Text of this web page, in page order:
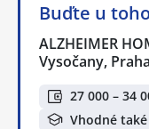
Buďte u
ALZHEIMER
Vysočany, Praha
27 000 – 34
Vhodné